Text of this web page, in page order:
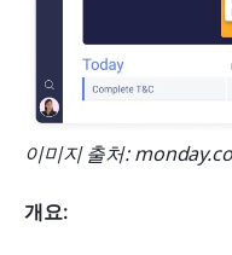
이미지 출처:
개요: